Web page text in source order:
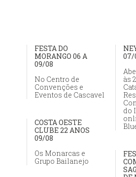
FESTA DO
MORANGO 06 A
09/08
No Centro de
Convenções e
Eventos de Cascavel
07/
às
do
COSTA OESTE
CLUBE 22 ANOS
09/08
Os Monarcas e
Grupo Bailanejo